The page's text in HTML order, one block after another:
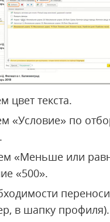
цвет текста.
«Условие» по
«Меньше или
«500».
в шапку профиля).